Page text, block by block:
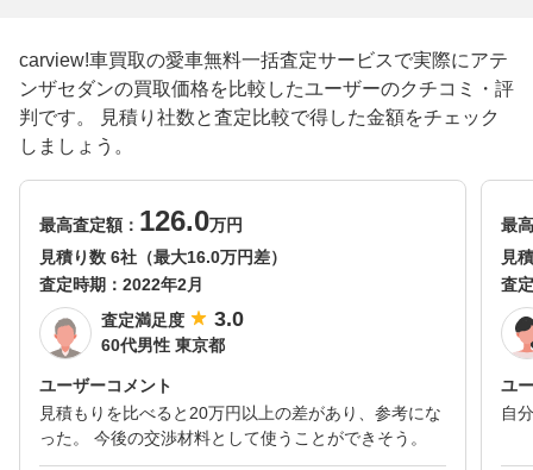
carview!車買取の愛車無料一括査定サービスで実際にアテ
ンザセダンの買取価格を比較したユーザーのクチコミ・評
判です。 見積り社数と査定比較で得した金額をチェック
しましょう。
最高査定額： 126.0万円
見積り数 6社（最大16.0万円差）
査定時期： 2022年2月
査定満足度
3.0
60代男性 東京都
ユーザーコメント
見積もりを比べると20万円以上の差があり、参考にな
った。 今後の交渉材料として使うことができそう。
最
見
査
ユ
自